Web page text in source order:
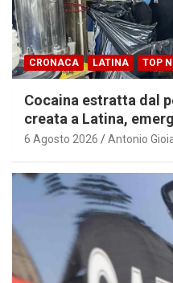
CRONACA LATINA TOP
Cocaina estratta dal
creata a Latina,
6 Agosto 2026 Antonio